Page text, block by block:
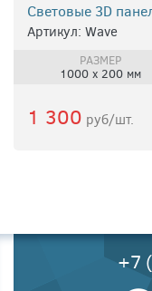
Световые 3D
Артикул: Wave
РАЗМЕР
1000 х 200 мм
1 300 руб/шт.
+7